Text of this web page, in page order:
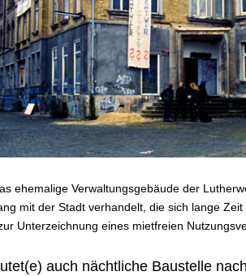
ehemalige Verwaltungsgebäude der
mit der Stadt verhandelt, die sich lange
Unterzeichnung eines mietfreien
auch nächtliche Baustelle